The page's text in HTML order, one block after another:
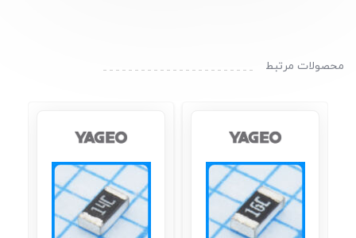
محصولات مرتبط